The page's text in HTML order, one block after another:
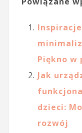
Piękno w
Jak
dzieci:
rozwój